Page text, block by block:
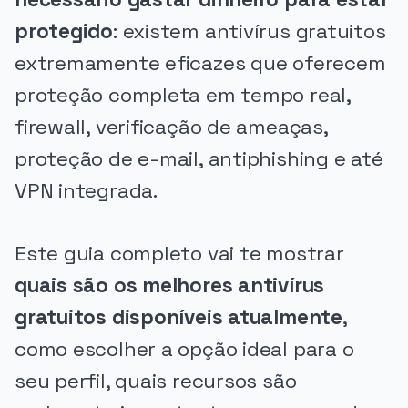
protegido: existem antivírus gratuitos
extremamente eficazes que oferecem
proteção completa em tempo real,
firewall, verificação de ameaças,
proteção de e-mail, antiphishing e até
VPN integrada.
Este guia completo vai te mostrar
quais são os melhores antivírus
gratuitos disponíveis atualmente,
como escolher a opção ideal para o
seu perfil, quais recursos são